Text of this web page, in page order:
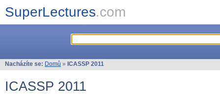
SuperLectures.com
Nacházíte se: Domů » ICASSP 2011
ICASSP 2011